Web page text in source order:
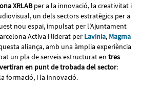
XRLABper a la innovació, la creativitat i
un dels sectors estratègics per a
nou espai, impulsat per l’Ajuntament
Activa i liderat per Lavinia, Magma
aliança, amb una àmplia experiència
un pla de serveis estructurat en tres
en punt de trobada del sector:
formació, i la innovació.